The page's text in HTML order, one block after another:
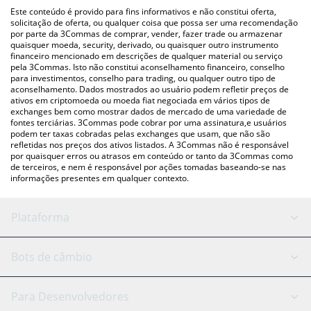
acima para verificar o último preço de Ubeswap nas principais
moedas fiat e criptográficas.
Este conteúdo é provido para fins informativos e não constitui oferta,
solicitação de oferta, ou qualquer coisa que possa ser uma recomendação
por parte da 3Commas de comprar, vender, fazer trade ou armazenar
quaisquer moeda, security, derivado, ou quaisquer outro instrumento
financeiro mencionado em descrições de qualquer material ou serviço
pela 3Commas. Isto não constitui aconselhamento financeiro, conselho
para investimentos, conselho para trading, ou qualquer outro tipo de
aconselhamento. Dados mostrados ao usuário podem refletir preços de
ativos em criptomoeda ou moeda fiat negociada em vários tipos de
exchanges bem como mostrar dados de mercado de uma variedade de
fontes terciárias. 3Commas pode cobrar por uma assinatura,e usuários
podem ter taxas cobradas pelas exchanges que usam, que não são
refletidas nos preços dos ativos listados. A 3Commas não é responsável
por quaisquer erros ou atrasos em conteúdo or tanto da 3Commas como
de terceiros, e nem é responsável por ações tomadas baseando-se nas
informações presentes em qualquer contexto.
Plataforma
Bot GRID
Bots de câmbio
Binance
Para Desenvolvedores